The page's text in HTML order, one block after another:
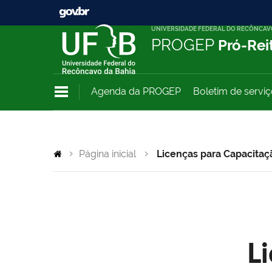
UNIVERSIDADE FEDERAL DO
PROGEP Pró-
Agenda da PROGEP Boletim de
Página inicial Licenças para